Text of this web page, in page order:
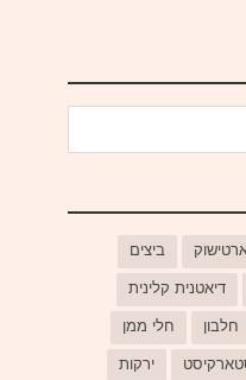
ביצים
דיאטנית קלינית
חלבון חלי ממן
ירקות